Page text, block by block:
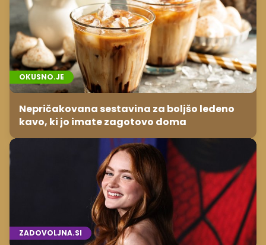
OKUSNO.JE
Nepričakovana sestavina za boljšo ledeno
kavo, ki jo imate zagotovo doma
ZADOVOLJNA.SI